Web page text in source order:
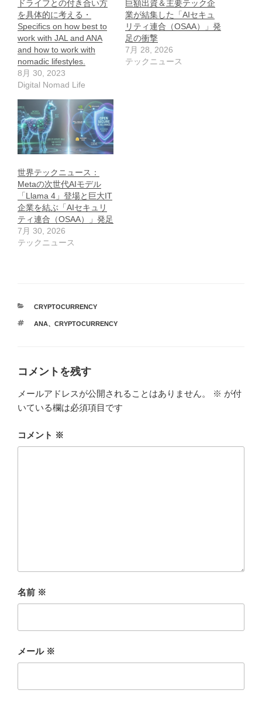
ドライフとの付き合い方
を具体的に考える・
Specifics on how best to
work with JAL and ANA
and how to work with
nomadic lifestyles.
8月 30, 2023
Digital Nomad Life
巨額出資＆主要テック企
業が結集した「AIセキュ
リティ連合（OSAA）」発
足の衝撃
7月 28, 2026
テックニュース
世界テックニュース：
Metaの次世代AIモデル
「Llama 4」登場と巨大IT
企業を結ぶ「AIセキュリ
ティ連合（OSAA）」発足
7月 30, 2026
テックニュース
カ
ゴ
CRYPTOCURRENCY
タ
ANA、 CRYPTOCURRENCY
コメントを残す
メールアドレスが公開されることはありません。 ※ が付
いている欄は必須項目です
コメント ※
名前 ※
メール ※